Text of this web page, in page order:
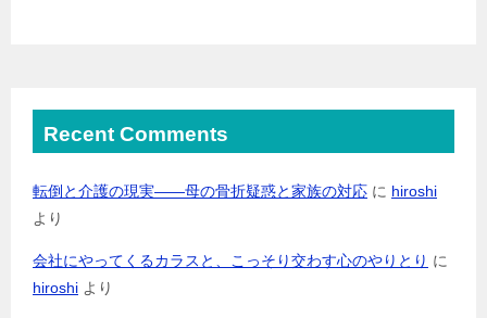
Recent Comments
転倒と介護の現実――母の骨折疑惑と家族の対応 に hiroshi
より
会社にやってくるカラスと、こっそり交わす心のやりとり に
hiroshi より